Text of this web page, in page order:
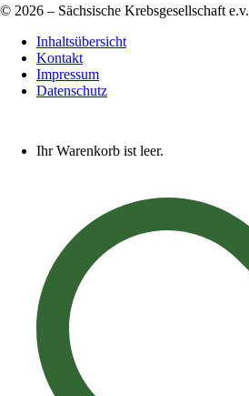
© 2026 – Sächsische Krebsgesellschaft e.v.
Inhaltsübersicht
Kontakt
Impressum
Datenschutz
Ihr Warenkorb ist leer.